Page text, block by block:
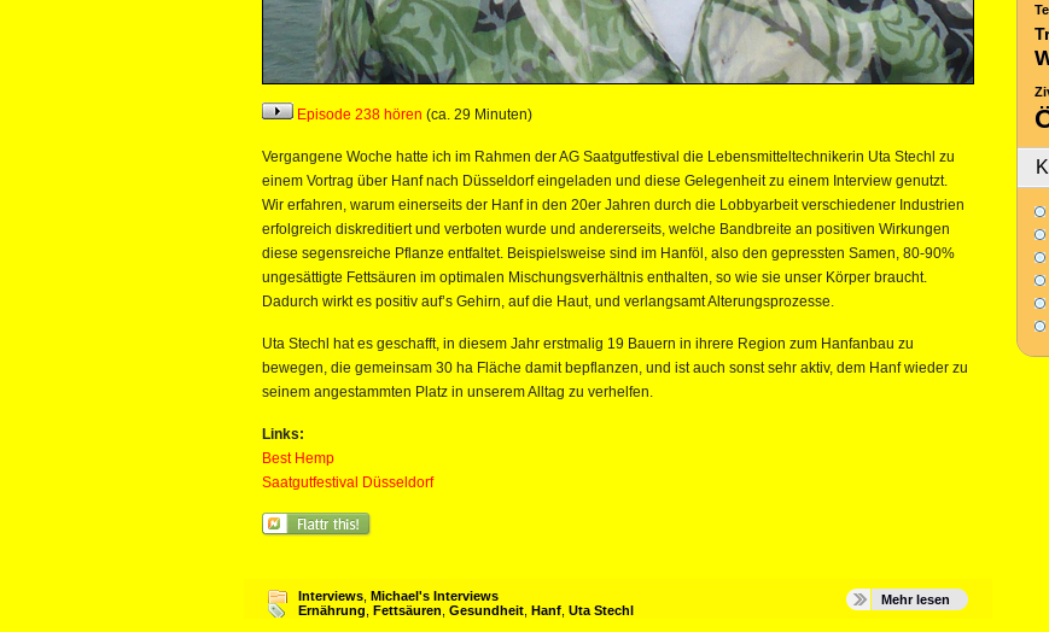
Episode 238 hören (ca. 29 Minuten)
Vergangene Woche hatte ich im Rahmen der AG Saatgutfestival die Lebensmitteltechnikerin Uta Stechl zu
einem Vortrag über Hanf nach Düsseldorf eingeladen und diese Gelegenheit zu einem Interview genutzt.
Wir erfahren, warum einerseits der Hanf in den 20er Jahren durch die Lobbyarbeit verschiedener Industrien
erfolgreich diskreditiert und verboten wurde und andererseits, welche Bandbreite an positiven Wirkungen
diese segensreiche Pflanze entfaltet. Beispielsweise sind im Hanföl, also den gepressten Samen, 80-90%
ungesättigte Fettsäuren im optimalen Mischungsverhältnis enthalten, so wie sie unser Körper braucht.
Dadurch wirkt es positiv auf’s Gehirn, auf die Haut, und verlangsamt Alterungsprozesse.
Uta Stechl hat es geschafft, in diesem Jahr erstmalig 19 Bauern in ihrere Region zum Hanfanbau zu
bewegen, die gemeinsam 30 ha Fläche damit bepflanzen, und ist auch sonst sehr aktiv, dem Hanf wieder zu
seinem angestammten Platz in unserem Alltag zu verhelfen.
Links:
Best Hemp
Saatgutfestival Düsseldorf
Interviews Michael's Interviews
Ernährung Fettsäuren Gesundheit Hanf Uta Stechl
Mehr lesen